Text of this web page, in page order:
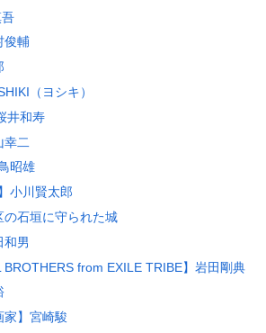
吾
俊輔
（ヨシキ）
井和寿
幸二
昭雄
小川賢太郎
石垣に守られた城
和男
BROTHERS from EXILE TRIBE】岩田剛典
家】宮崎駿